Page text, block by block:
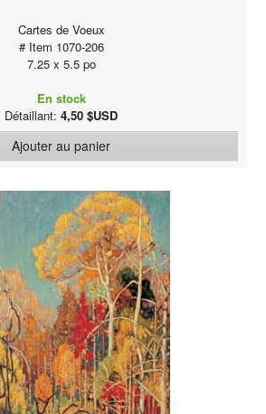
Cartes de Voeux
# Item 1070-206
7.25 x 5.5 po
En stock
Détaillant: 4,50 $USD
Ajouter au panier